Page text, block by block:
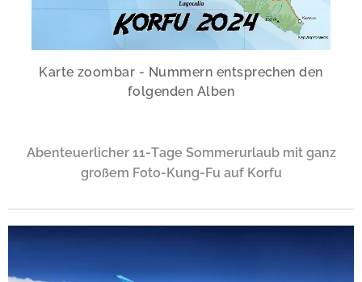
Karte zoombar - Nummern entsprechen den
folgenden Alben
Abenteuerlicher 11-Tage Sommerurlaub mit ganz
großem Foto-Kung-Fu auf Korfu